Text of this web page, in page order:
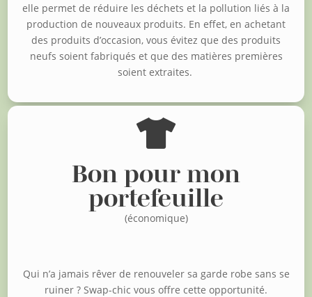
elle permet de réduire les déchets et la pollution liés à la
production de nouveaux produits. En effet, en achetant
des produits d’occasion, vous évitez que des produits
neufs soient fabriqués et que des matières premières
soient extraites.

Bon pour mon
portefeuille
(économique)
Qui n’a jamais rêver de renouveler sa garde robe sans se
ruiner ? Swap-chic vous offre cette opportunité.